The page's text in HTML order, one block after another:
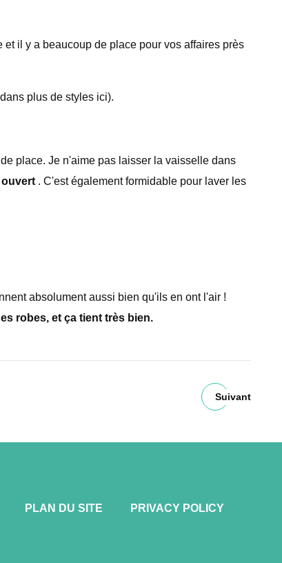
il y a beaucoup de place pour vos affaires près
plus de styles ici).
place. Je n'aime pas laisser la vaisselle dans
. C'est également formidable pour laver les
absolument aussi bien qu'ils en ont l'air !
robes, et ça tient très bien.
Suivant
PLAN DU SITE PRIVACY POLICY